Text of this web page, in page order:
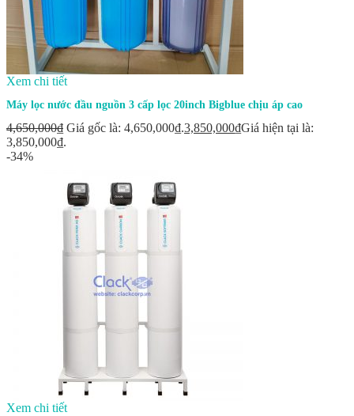
Xem chi tiết
Máy lọc nước đầu nguồn 3 cấp lọc 20inch Bigblue chịu áp cao
4,650,000₫ Giá gốc là: 4,650,000₫.3,850,000₫Giá hiện tại là:
3,850,000₫.
-34%
Xem chi tiết